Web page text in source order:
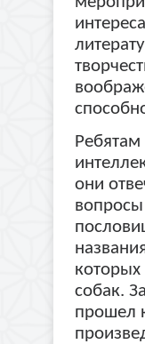
они
которых
собак.
прошел